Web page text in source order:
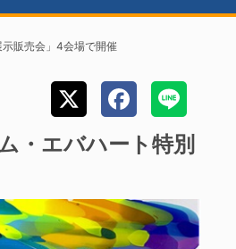
販売会」4会場で開催
・エバハート特別